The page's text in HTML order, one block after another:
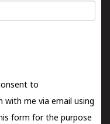
to
with me via email using
form for the purpose